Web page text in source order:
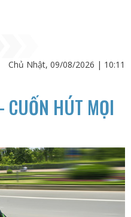
Chủ Nhật, 09/08/2026 | 10:11
HÚT MỌI